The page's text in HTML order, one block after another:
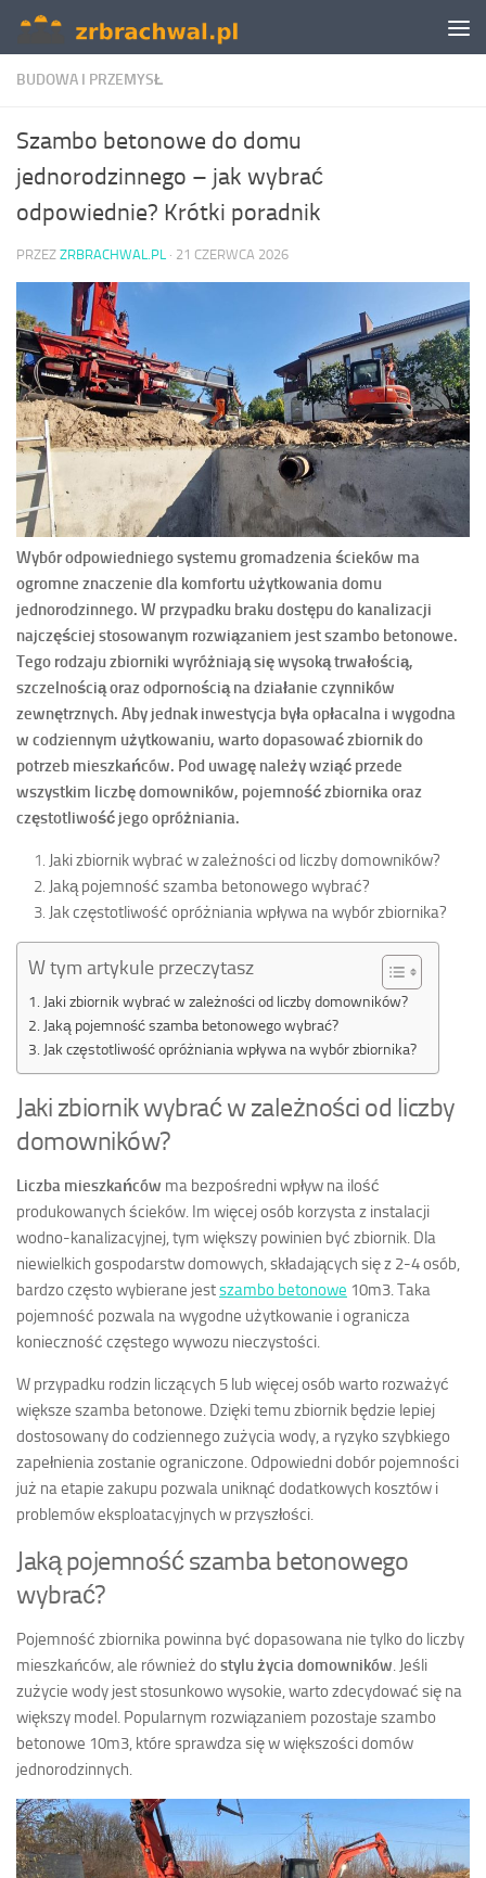
Skip to content
BUDOWA I PRZEMYSŁ
Szambo betonowe do domu
jednorodzinnego – jak wybrać
odpowiednie? Krótki poradnik
PRZEZ ZRBRACHWAL.PL · 21 CZERWCA 2026
Wybór odpowiedniego systemu gromadzenia ścieków ma
ogromne znaczenie dla komfortu użytkowania domu
jednorodzinnego. W przypadku braku dostępu do kanalizacji
najczęściej stosowanym rozwiązaniem jest szambo betonowe.
Tego rodzaju zbiorniki wyróżniają się wysoką trwałością,
szczelnością oraz odpornością na działanie czynników
zewnętrznych. Aby jednak inwestycja była opłacalna i wygodna
w codziennym użytkowaniu, warto dopasować zbiornik do
potrzeb mieszkańców. Pod uwagę należy wziąć przede
wszystkim liczbę domowników, pojemność zbiornika oraz
częstotliwość jego opróżniania.
Jaki zbiornik wybrać w zależności od liczby domowników?
Jaką pojemność szamba betonowego wybrać?
Jak częstotliwość opróżniania wpływa na wybór zbiornika?
W tym artykule przeczytasz
Jaki zbiornik wybrać w zależności od liczby domowników?
Jaką pojemność szamba betonowego wybrać?
Jak częstotliwość opróżniania wpływa na wybór zbiornika?
Jaki zbiornik wybrać w zależności od liczby
domowników?
Liczba mieszkańców ma bezpośredni wpływ na ilość
produkowanych ścieków. Im więcej osób korzysta z instalacji
wodno-kanalizacyjnej, tym większy powinien być zbiornik. Dla
niewielkich gospodarstw domowych, składających się z 2-4 osób,
bardzo często wybierane jestszambo betonowe 10m3. Taka
pojemność pozwala na wygodne użytkowanie i ogranicza
konieczność częstego wywozu nieczystości.
W przypadku rodzin liczących 5 lub więcej osób warto rozważyć
większe szamba betonowe. Dzięki temu zbiornik będzie lepiej
dostosowany do codziennego zużycia wody, a ryzyko szybkiego
zapełnienia zostanie ograniczone. Odpowiedni dobór pojemności
już na etapie zakupu pozwala uniknąć dodatkowych kosztów i
problemów eksploatacyjnych w przyszłości.
Jaką pojemność szamba betonowego
wybrać?
Pojemność zbiornika powinna być dopasowana nie tylko do liczby
mieszkańców, ale również do stylu życia domowników. Jeśli
zużycie wody jest stosunkowo wysokie, warto zdecydować się na
większy model. Popularnym rozwiązaniem pozostaje szambo
betonowe 10m3, które sprawdza się w większości domów
jednorodzinnych.